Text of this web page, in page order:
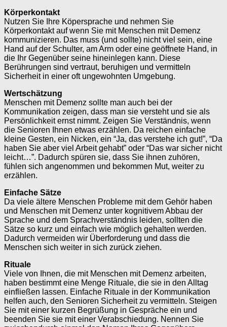
Körperkontakt
Nutzen Sie Ihre Köpersprache und nehmen Sie
Körperkontakt auf wenn Sie mit Menschen mit Demenz
kommunizieren. Das muss (und sollte) nicht viel sein, eine
Hand auf der Schulter, am Arm oder eine geöffnete Hand, in
die Ihr Gegenüber seine hineinlegen kann. Diese
Berührungen sind vertraut, beruhigen und vermitteln
Sicherheit in einer oft ungewohnten Umgebung.
Wertschätzung
Menschen mit Demenz sollte man auch bei der
Kommunikation zeigen, dass man sie versteht und sie als
Persönlichkeit ernst nimmt. Zeigen Sie Verständnis, wenn
die Senioren Ihnen etwas erzählen. Da reichen einfache
kleine Gesten, ein Nicken, ein “Ja, das verstehe ich gut!”, “Da
haben Sie aber viel Arbeit gehabt” oder “Das war sicher nicht
leicht…”. Dadurch spüren sie, dass Sie ihnen zuhören,
fühlen sich angenommen und bekommen Mut, weiter zu
erzählen.
Einfache Sätze
Da viele ältere Menschen Probleme mit dem Gehör haben
und Menschen mit Demenz unter kognitivem Abbau der
Sprache und dem Sprachverständnis leiden, sollten die
Sätze so kurz und einfach wie möglich gehalten werden.
Dadurch vermeiden wir Überforderung und dass die
Menschen sich weiter in sich zurück ziehen.
Rituale
Viele von Ihnen, die mit Menschen mit Demenz arbeiten,
haben bestimmt eine Menge Rituale, die sie in den Alltag
einfließen lassen. Einfache Rituale in der Kommunikation
helfen auch, den Senioren Sicherheit zu vermitteln. Steigen
Sie mit einer kurzen Begrüßung in Gespräche ein und
beenden Sie sie mit einer Verabschiedung. Nennen Sie